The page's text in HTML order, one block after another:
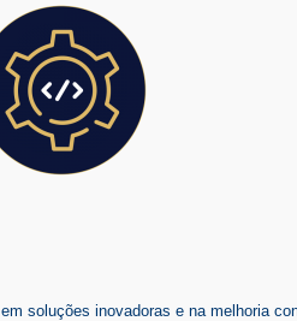
soluções inovadoras e na melhoria